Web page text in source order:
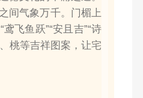
间气象万千。门楣上
飞鱼跃”“安且吉”“诗
桃等吉祥图案，让宅